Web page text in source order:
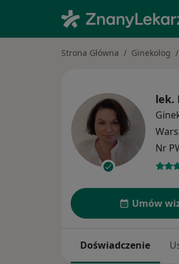
Strona Główna Ginekolog
lek.
Nr
Umów
Doświadczenie